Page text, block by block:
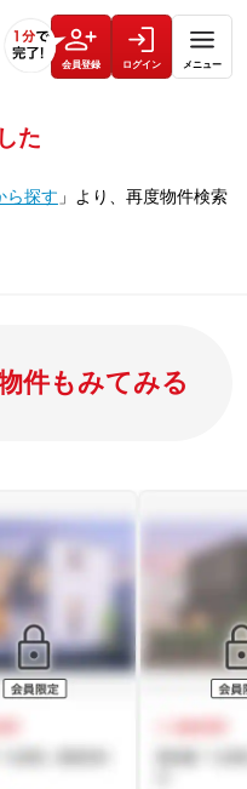
会員登録 ログイン メニュー
た
ら探す 」 より、再度物件検索
件もみてみる